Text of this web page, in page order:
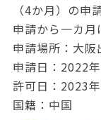
（4か月）の申
申請から一カ月
申請場所：大
申請日：2022
許可日：2023
国籍：中国